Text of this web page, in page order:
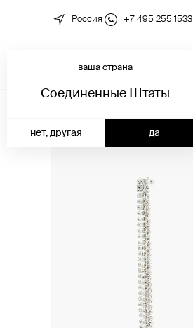
Россия +7 495 255 1533
новинкиваша страна
Соединенные Штаты
да
нет, другая